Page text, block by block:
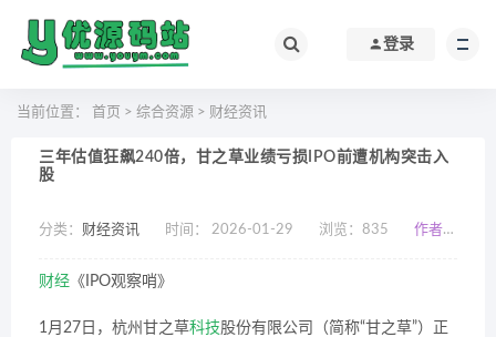
登录
当前位置： 首页 > 综合资源 > 财经资讯
三年估值狂飙240倍，甘之草业绩亏损IPO前遭机构突击入
股
分类： 财经资讯 时间： 2026-01-29 浏览： 835 作者：小编
财经 《IPO观察哨》
1月27日，杭州甘之草科技股份有限公司（简称“甘之草”）正